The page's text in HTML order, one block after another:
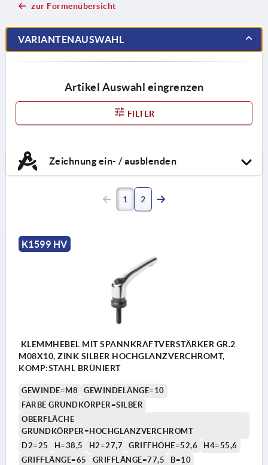
zur Formenübersicht
VARIANTENAUSWAHL
Artikel Auswahl eingrenzen
FILTER
Zeichnung ein- / ausblenden
1 2
K1599 HV
KLEMMHEBEL MIT SPANNKRAFTVERSTÄRKER GR.2
M08X10, ZINK SILBER HOCHGLANZVERCHROMT,
KOMP:STAHL BRÜNIERT
GEWINDE=M8
GEWINDELÄNGE=10
FARBE GRUNDKÖRPER=SILBER
OBERFLÄCHE
GRUNDKÖRPER=HOCHGLANZVERCHROMT
D2=25
H=38,5 H2=27,7 GRIFFHÖHE=52,6
H4=55,6
GRIFFLÄNGE=65
GRIFFLÄNGE=77,5 B=10